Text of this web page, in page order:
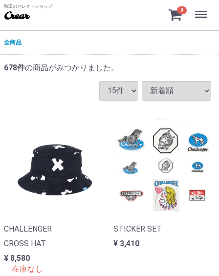
秋田のセレクトショップ
Crear
0 Menu
全商品
678件の商品がみつかりました。
CHALLENGER
CROSS HAT
¥ 8,580
在庫なし
STICKER SET
¥ 3,410